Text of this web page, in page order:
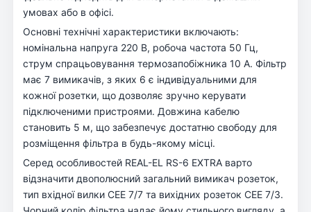
умовах або в офісі.
Основні технічні характеристики включають:
номінальна напруга 220 В, робоча частота 50 Гц,
струм спрацьовування термозапобіжника 10 А. Фільтр
має 7 вимикачів, з яких 6 є індивідуальними для
кожної розетки, що дозволяє зручно керувати
підключеними пристроями. Довжина кабелю
становить 5 м, що забезпечує достатню свободу для
розміщення фільтра в будь-якому місці.
Серед особливостей REAL-EL RS-6 EXTRA варто
відзначити двополюсний загальний вимикач розеток,
тип вхідної вилки СЕЕ 7/7 та вихідних розеток СЕЕ 7/3.